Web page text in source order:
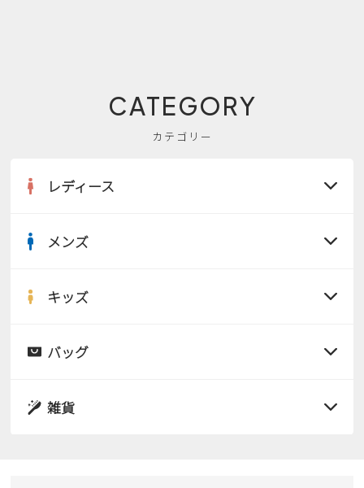
CATEGORY
カテゴリー
レディース
サンダル
スニーカー
メンズ
サンダル
キッズ
サンダル
バッグ
雑貨